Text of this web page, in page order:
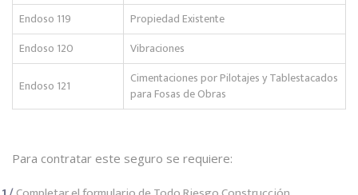
Endoso 119
Propiedad Existente
Endoso 120
Vibraciones
Endoso 121
Cimentaciones por Pilotajes y Tablestacados
para Fosas de Obras
Para contratar este seguro se requiere: